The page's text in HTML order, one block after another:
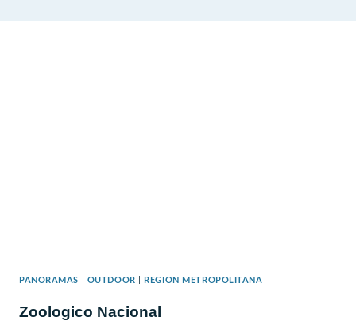
PANORAMAS OUTDOOR REGION METROPOLITANA
Zoologico Nacional